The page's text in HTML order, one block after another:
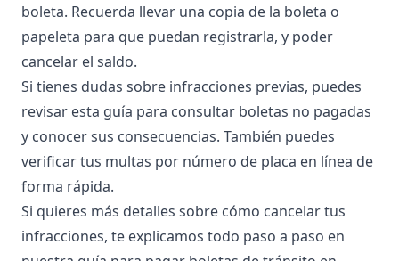
boleta. Recuerda llevar una copia de la boleta o
papeleta para que puedan registrarla, y poder
cancelar el saldo.
Si tienes dudas sobre infracciones previas, puedes
revisar esta guía para consultar boletas no pagadas
y conocer sus consecuencias. También puedes
verificar tus multas por número de placa en línea de
forma rápida.
Si quieres más detalles sobre cómo cancelar tus
infracciones, te explicamos todo paso a paso en